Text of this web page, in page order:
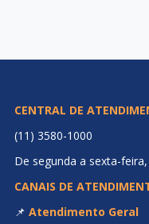
CENTRAL DE
(11) 3580-1000
De segunda a sexta-
CANAIS DE
📌 Atendimento Geral